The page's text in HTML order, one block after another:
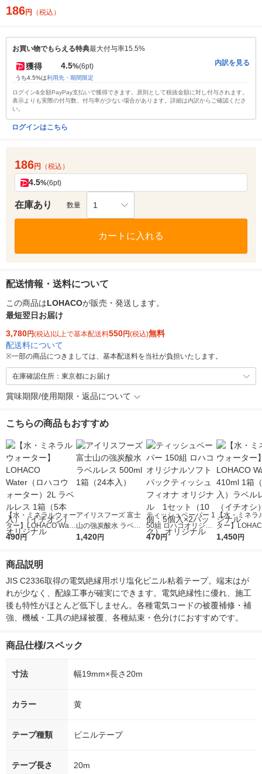
186円 （税込）
お買い物でもらえる特典最大付与率15.5%
獲得 4.5%(6pt)
うち4.5%は利用先・期間限定
内訳を見る
ログイン&全額PayPay支払いで獲得できます。原則として税抜金額に対し付与されます。
表示よりも実際の付与数、付与率が少ない場合があります。詳細は内訳からご確認くださ
い。
ログインはこちら
186円 （税込）
4.5%(6pt)
在庫あり 数量 1
カートに入れる
配送情報・送料について
この商品はLOHACOが販売・発送します。
最短翌日お届け
3,780円(税込)以上で基本配送料550円(税込)無料
配送料について
※一部の商品につきましては、基本配送料を当社が負担いたします。
在庫確認住所：東京都にお届け
賞味期限/使用期限・返品について
こちらの商品もおすすめ
【水・ミネラルウォー
ター】LOHACO Wate
r（ロハコウォータ
シ） オリジナル
490円
アイリスフーズ 富士
山の強炭酸水 ラベル
レス 500ml 1箱（24
1,420円
ティッシュペーパー 1
50組 ロハコオリジナ
ルソフトパックティッ
オリジナル
470円
【水・ミネラ
ター】
r 410ml 1箱（
1,450円
商品説明
JIS C2336取得の電気絶縁用ポリ塩化ビニル粘着テープ。端末はが
れが少なく、配線工事が確実にできます。電気絶縁性に優れ、施工
後も特性がほとんど低下しません。各種電気コードの被覆補修・補
強、機械・工具の絶縁被覆、各種結束・色分けにおすすめです。
商品仕様/スペック
寸法 幅19mm×長さ20m
カラー 黄
テープ種類 ビニルテープ
テープ長さ 20m